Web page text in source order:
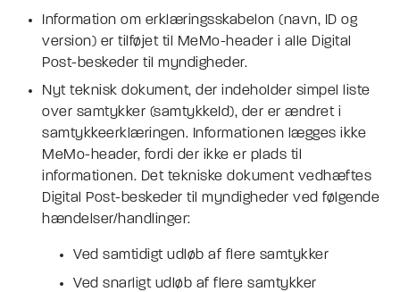
Information om erklæringsskabelon (navn, ID og
version) er tilføjet til MeMo-header i alle Digital
Post-beskeder til myndigheder.
Nyt teknisk dokument, der indeholder simpel liste
over samtykker (samtykkeId), der er ændret i
samtykkeerklæringen. Informationen lægges ikke
MeMo-header, fordi der ikke er plads til
informationen. Det tekniske dokument vedhæftes
Digital Post-beskeder til myndigheder ved følgende
hændelser/handlinger:
Ved samtidigt udløb af flere samtykker
Ved snarligt udløb af flere samtykker